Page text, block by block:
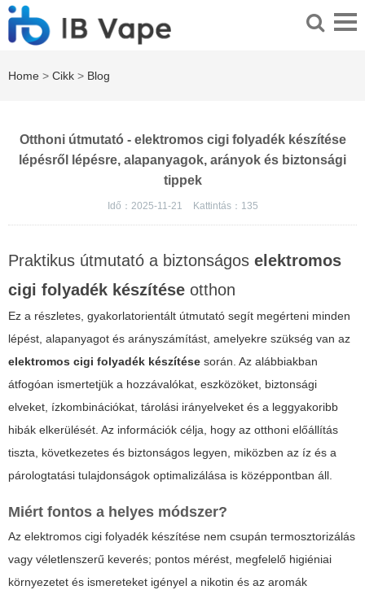
Home > Cikk > Blog
Otthoni útmutató - elektromos cigi folyadék készítése
lépésről lépésre, alapanyagok, arányok és biztonsági
tippek
Idő：2025-11-21 Kattintás： 135
Praktikus útmutató a biztonságos elektromos
cigi folyadék készítése otthon
Ez a részletes, gyakorlatorientált útmutató segít megérteni minden
lépést, alapanyagot és arányszámítást, amelyekre szükség van az
elektromos cigi folyadék készítése során. Az alábbiakban
átfogóan ismertetjük a hozzávalókat, eszközöket, biztonsági
elveket, ízkombinációkat, tárolási irányelveket és a leggyakoribb
hibák elkerülését. Az információk célja, hogy az otthoni előállítás
tiszta, következetes és biztonságos legyen, miközben az íz és a
párologtatási tulajdonságok optimalizálása is középpontban áll.
Miért fontos a helyes módszer?
Az elektromos cigi folyadék készítése nem csupán termosztorizálás
vagy véletlenszerű keverés; pontos mérést, megfelelő higiéniai
környezetet és ismereteket igényel a nikotin és az aromák